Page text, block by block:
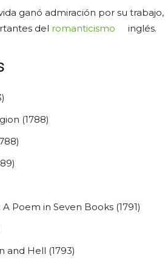
ganó admiración por su
del romanticismo inglés.
(1788)
Poem in Seven Books (1791)
and Hell (1793)